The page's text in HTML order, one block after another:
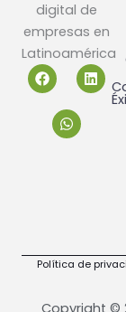
digital de
empresas en
Latinoamérica
F
a
c
L
i
n
W
t
s
a
Política de